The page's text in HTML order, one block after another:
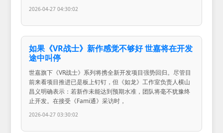
2026-04-27 04:30:02
如果《VR战士》新作感觉不够好 世嘉将在开发
途中叫停
世嘉旗下《VR战士》系列将携全新开发项目强势回归。尽管目
前来看项目推进已是板上钉钉，但《如龙》工作室负责人横山
昌义明确表示：若新作未能达到预期水准，团队将毫不犹豫终
止开发。在接受《Fami通》采访时，
2026-04-27 03:30:02